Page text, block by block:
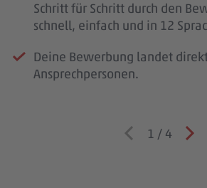
Schritt für Schritt durch den
schnell, einfach und in 12
Deine Bewerbung landet
Ansprechpersonen.
1 / 4